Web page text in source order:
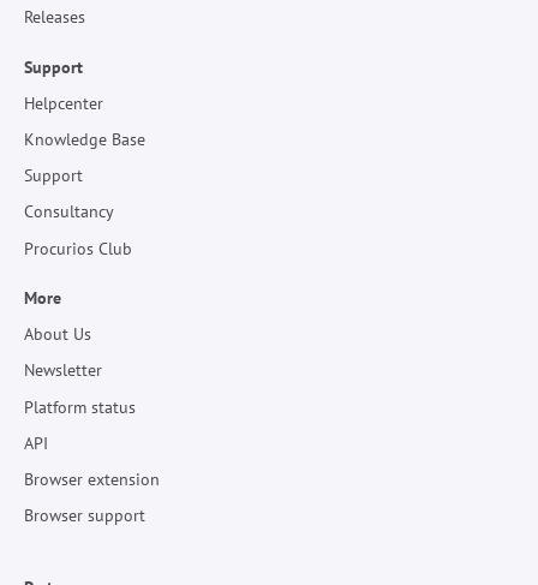
Releases
Support
Helpcenter
Knowledge Base
Support
Consultancy
Procurios Club
More
About Us
Newsletter
Platform status
API
Browser extension
Browser support